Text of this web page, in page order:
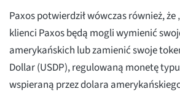
Paxos potwierdził wówczas również, że
klienci Paxos będą mogli wymienić
amerykańskich lub zamienić swoje
Dollar (USDP), regulowaną monetę
wspieraną przez dolara